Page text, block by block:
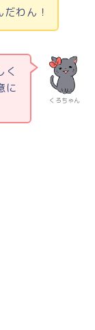
わん！
くろちゃん
く
に